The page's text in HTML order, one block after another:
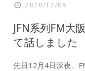
2020/12/08
JFN系列FM大
て話しました
先日12月4日深夜、